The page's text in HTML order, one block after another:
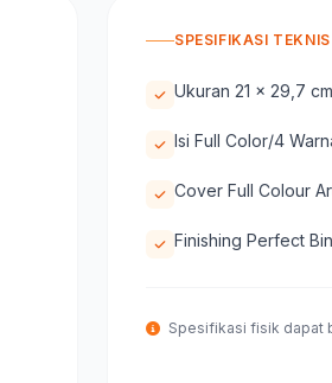
SPESIFIKASI TEKNIS
Ukuran 21 x 29,7
Isi Full Color/4
Cover Full Colour
Finishing Perfect
Spesifikasi fisik dapat